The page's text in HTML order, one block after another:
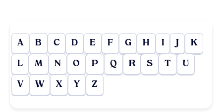
A B C D E F G H I J K
L M N O P Q R S T U
V W X Y Z